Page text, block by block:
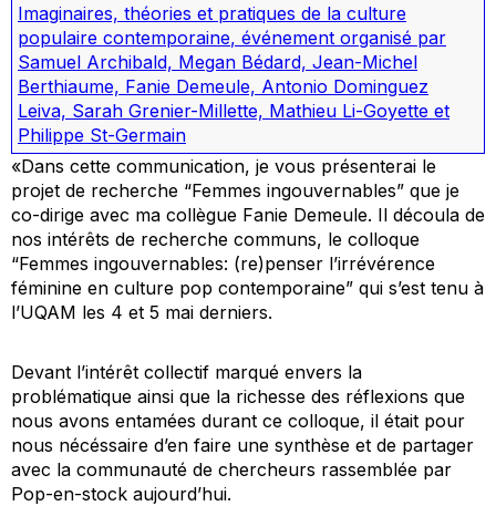
Imaginaires, théories et pratiques de la culture
populaire contemporaine, événement organisé par
Samuel Archibald, Megan Bédard, Jean-Michel
Berthiaume, Fanie Demeule, Antonio Dominguez
Leiva, Sarah Grenier-Millette, Mathieu Li-Goyette et
Philippe St-Germain
«Dans cette communication, je vous présenterai le
projet de recherche “Femmes ingouvernables” que je
co-dirige avec ma collègue Fanie Demeule. Il découla de
nos intérêts de recherche communs, le colloque
“Femmes ingouvernables: (re)penser l’irrévérence
féminine en culture pop contemporaine” qui s’est tenu à
l’UQAM les 4 et 5 mai derniers.
Devant l’intérêt collectif marqué envers la
problématique ainsi que la richesse des réflexions que
nous avons entamées durant ce colloque, il était pour
nous nécéssaire d’en faire une synthèse et de partager
avec la communauté de chercheurs rassemblée par
Pop-en-stock aujourd’hui.